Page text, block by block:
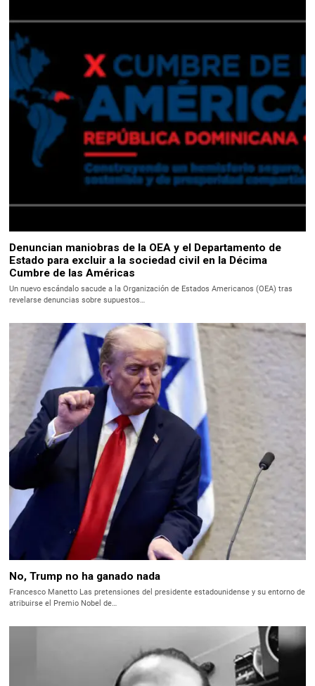
Denuncian maniobras de la OEA y el Departamento de
Estado para excluir a la sociedad civil en la Décima
Cumbre de las Américas
Un nuevo escándalo sacude a la Organización de Estados Americanos (OEA) tras
revelarse denuncias sobre supuestos…
No, Trump no ha ganado nada
Francesco Manetto Las pretensiones del presidente estadounidense y su entorno de
atribuirse el Premio Nobel de…